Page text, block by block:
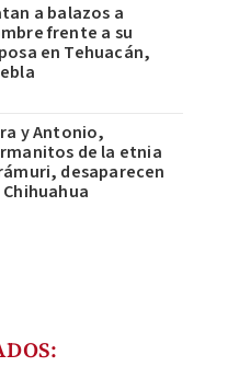
a balazos a
frente a su
en Tehuacán,
y Antonio,
de la etnia
desaparecen
Chihuahua